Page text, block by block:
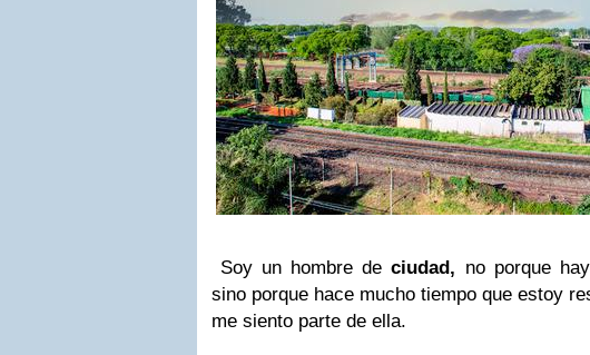
Soy un hombre deciudad, no porque
sino porque hace mucho tiempo que estoy
me siento parte de ella.